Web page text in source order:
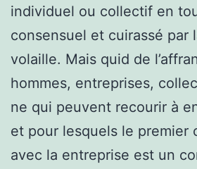
individuel ou collectif en
consensuel et cuirassé par
volaille. Mais quid de
hommes, entreprises,
ne qui peuvent recourir à
et pour lesquels le premier
avec la entreprise est un